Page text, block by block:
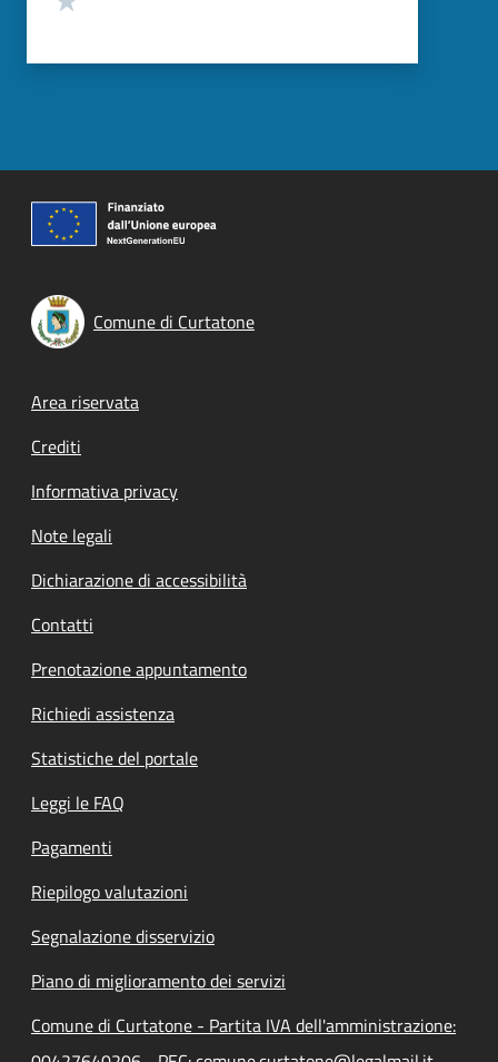
Comune di Curtatone
Footer menu
Area riservata
Crediti
Informativa privacy
Note legali
Dichiarazione di accessibilità
Contatti
Prenotazione appuntamento
Richiedi assistenza
Statistiche del portale
Leggi le FAQ
Pagamenti
Riepilogo valutazioni
Segnalazione disservizio
Piano di miglioramento dei servizi
Comune di Curtatone - Partita IVA dell'amministrazione: